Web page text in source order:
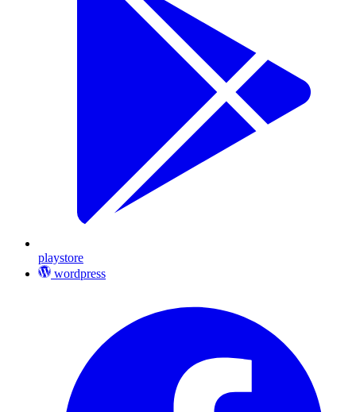
playstore
wordpress